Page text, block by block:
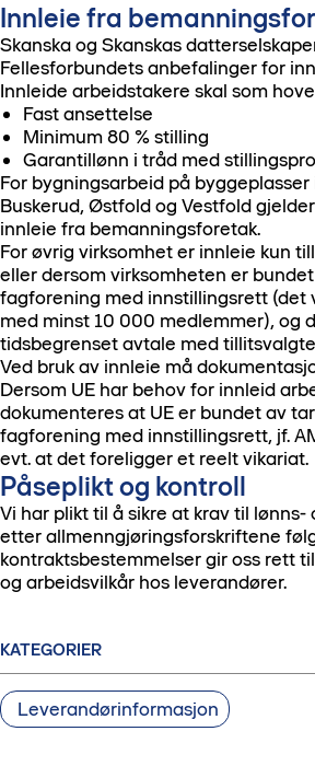
Innleie fra
Skanska og Skanskas
Fellesforbundets anbefalinger for
Innleide arbeidstakere skal som
Fast ansettelse
Minimum 80 % stilling
Garantillønn i tråd med
For bygningsarbeid på byggeplasser
Buskerud, Østfold og Vestfold
innleie fra bemanningsforetak.
For øvrig virksomhet er innleie kun
eller dersom virksomheten er
fagforening med innstillingsrett (det
med minst 10 000 medlemmer), og
tidsbegrenset avtale med
Ved bruk av innleie må
Dersom UE har behov for innleid
dokumenteres at UE er bundet av
fagforening med innstillingsrett, jf.
evt. at det foreligger et reelt vikariat.
Påseplikt og kontroll
Vi har plikt til å sikre at krav til lønns-
etter allmenngjøringsforskriftene
kontraktsbestemmelser gir oss rett
og arbeidsvilkår hos leverandører.
KATEGORIER
Leverandørinformasjon